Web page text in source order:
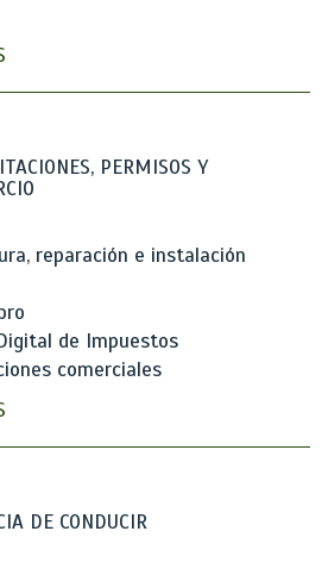
PERMISOS Y
reparación e instalación
de Impuestos
comerciales
DE CONDUCIR